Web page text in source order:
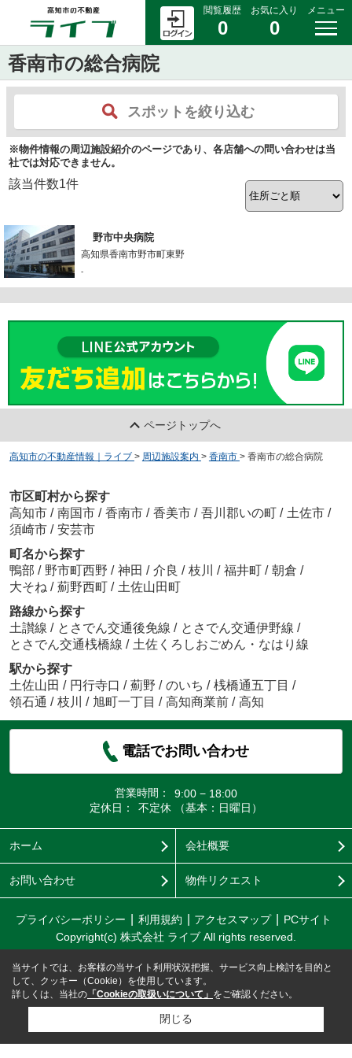
閲覧履歴
0
お気に入り
0
メニュー
香南市の総合病院
スポットを絞り込む
※物件情報の周辺施設紹介のページであり、各店舗への問い合わせは当
社では対応できません。
該当件数1件
野市中央病院
高知県香南市野市町東野
-
ページトップへ
高知市の不動産情報｜ライブ > 周辺施設案内 > 香南市 > 香南市の総合病院
市区町村から探す
高知市 / 南国市 / 香南市 / 香美市 / 吾川郡いの町 / 土佐市 /
須崎市 / 安芸市
町名から探す
鴨部 / 野市町西野 / 神田 / 介良 / 枝川 / 福井町 / 朝倉 /
大そね / 薊野西町 / 土佐山田町
路線から探す
土讃線 / とさでん交通後免線 / とさでん交通伊野線 /
とさでん交通桟橋線 / 土佐くろしおごめん・なはり線
駅から探す
土佐山田 / 円行寺口 / 薊野 / のいち / 桟橋通五丁目 /
領石通 / 枝川 / 旭町一丁目 / 高知商業前 / 高知
電話でお問い合わせ
営業時間：
9:00 − 18:00
定休日：
不定休 （基本：日曜日）
ホーム 会社概要
お問い合わせ 物件リクエスト
プライバシーポリシー 利用規約 アクセスマップ
PCサイト
Copyright(c) 株式会社 ライブ All rights reserved.
当サイトでは、お客様の当サイト利用状況把握、サービス向上検討を目的と
して、クッキー（Cookie）を使用しています。
詳しくは、当社の 「Cookieの取扱いについて」 をご確認ください。
閉じる